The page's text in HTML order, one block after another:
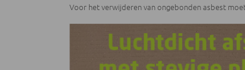
Voor het verwijderen van ongebonden asbest